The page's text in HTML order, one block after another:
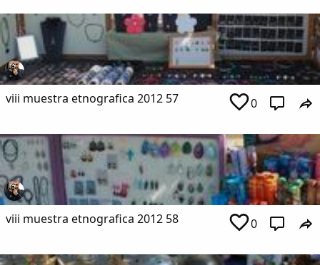
viii muestra etnografica 2012 57 0
viii muestra etnografica 2012 58 0